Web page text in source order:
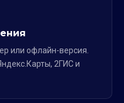
или офлайн-версия.
2ГИС и